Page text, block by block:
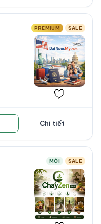
PREMIUM SALE
🤍
Chi tiết
MỚI SALE